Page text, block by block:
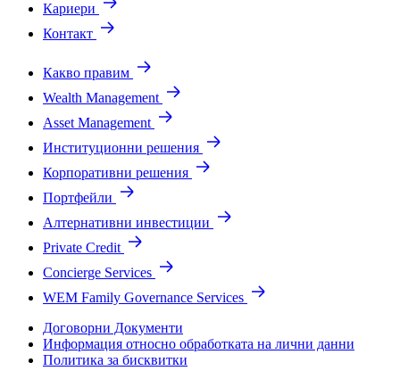
Кариери
Контакт
Какво правим
Wealth Management
Asset Management
Институционни решения
Корпоративни решения
Портфейли
Алтернативни инвестиции
Private Credit
Concierge Services
WEM Family Governance Services
Договорни Документи
Информация относно обработката на лични данни
Политика за бисквитки